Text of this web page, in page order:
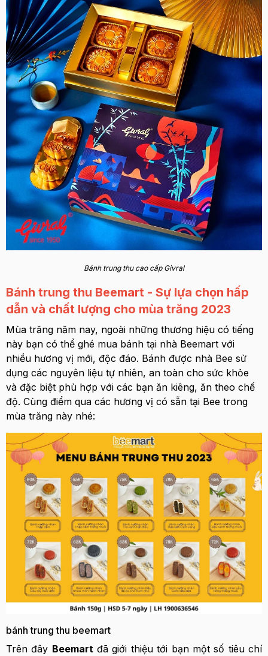
Bánh trung thu cao cấp Givral
Bánh trung thu Beemart - Sự lựa chọn hấp
dẫn và chất lượng cho mùa trăng 2023
Mùa trăng năm nay, ngoài những thương hiệu có tiếng
này bạn có thể ghé mua bánh tại nhà Beemart với
nhiều hương vị mới, độc đáo. Bánh được nhà Bee sử
dụng các nguyên liệu tự nhiên, an toàn cho sức khỏe
và đặc biệt phù hợp với các bạn ăn kiêng, ăn theo chế
độ. Cùng điểm qua các hương vị có sẵn tại Bee trong
mùa trăng này nhé:
bánh trung thu beemart
Trên đây Beemartđã giới thiệu tới bạn một số tiêu chí